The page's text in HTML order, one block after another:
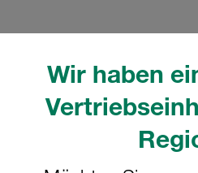
Wir haben
Bitte beachten Sie: Das Bild dient nur zur